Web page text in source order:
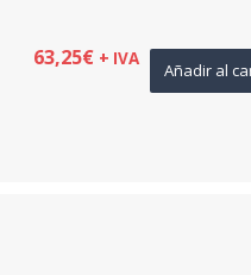
63,25€ + IVA
Añadir al